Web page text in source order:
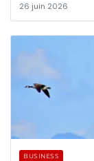
26 juin 2026
BUSINESS